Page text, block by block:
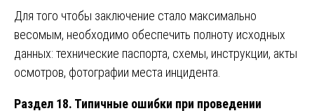
Для того чтобы заключение стало максимально
весомым, необходимо обеспечить полноту исходных
данных: технические паспорта, схемы, инструкции, акты
осмотров, фотографии места инцидента.
Раздел 18. Типичные ошибки при проведении